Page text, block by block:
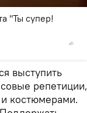
"Ты супер!
выступить
репетиции,
костюмерами.